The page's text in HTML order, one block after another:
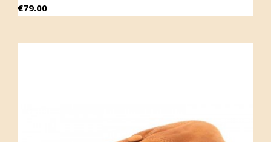
Price
€79.00